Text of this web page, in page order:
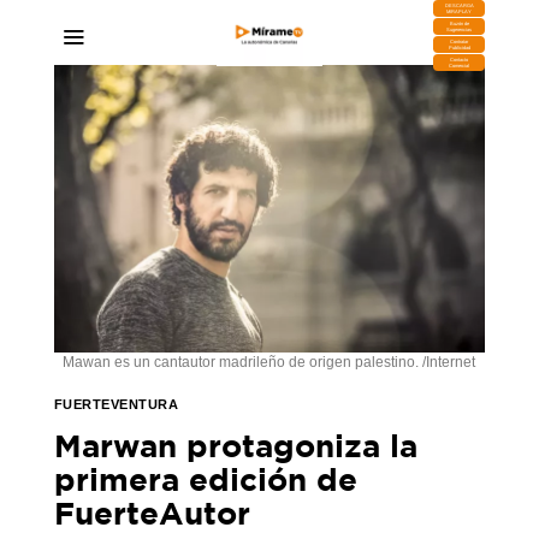
DESCARGA
MIRAPLAY
Buzón de
Sugerencias
Contratar
Publicidad
Contacto
Comercial
Mawan es un cantautor madrileño de origen palestino. /Internet
FUERTEVENTURA
Marwan protagoniza la
primera edición de
FuerteAutor